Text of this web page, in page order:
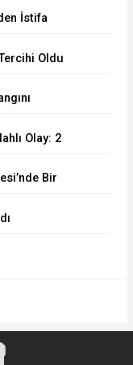
İstifa
Oldu
Olay: 2
Bir